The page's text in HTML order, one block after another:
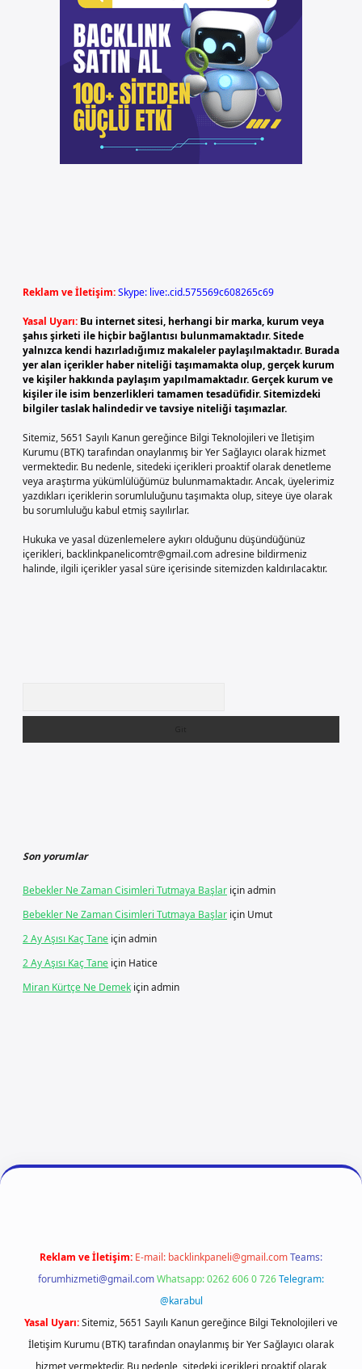
Reklam ve İletişim:Skype: live:.cid.575569c608265c69
Yasal Uyarı: Bu internet sitesi, herhangi bir marka, kurum veya
şahıs şirketi ile hiçbir bağlantısı bulunmamaktadır. Sitede
yalnızca kendi hazırladığımız makaleler paylaşılmaktadır. Burada
yer alan içerikler haber niteliği taşımamakta olup, gerçek kurum
ve kişiler hakkında paylaşım yapılmamaktadır. Gerçek kurum ve
kişiler ile isim benzerlikleri tamamen tesadüfidir. Sitemizdeki
bilgiler taslak halindedir ve tavsiye niteliği taşımazlar.
Sitemiz, 5651 Sayılı Kanun gereğince Bilgi Teknolojileri ve İletişim
Kurumu (BTK) tarafından onaylanmış bir Yer Sağlayıcı olarak hizmet
vermektedir. Bu nedenle, sitedeki içerikleri proaktif olarak denetleme
veya araştırma yükümlülüğümüz bulunmamaktadır. Ancak, üyelerimiz
yazdıkları içeriklerin sorumluluğunu taşımakta olup, siteye üye olarak
bu sorumluluğu kabul etmiş sayılırlar.
Hukuka ve yasal düzenlemelere aykırı olduğunu düşündüğünüz
içerikleri, backlinkpanelicomtr@gmail.comadresine bildirmeniz
halinde, ilgili içerikler yasal süre içerisinde sitemizden kaldırılacaktır.
Son yorumlar
Bebekler Ne Zaman Cisimleri Tutmaya Başlar içinadmin
Bebekler Ne Zaman Cisimleri Tutmaya Başlar için Umut
2 Ay Aşısı Kaç Tane içinadmin
2 Ay Aşısı Kaç Tane için Hatice
Miran Kürtçe Ne Demek içinadmin
girişbetexper
Reklam ve İletişim: E-mail: backlinkpaneli@gmail.comTeams:
forumhizmeti@gmail.comWhatsapp: 0262 606 0 726Telegram:
@karabul
Yasal Uyarı:Sitemiz, 5651 Sayılı Kanun gereğince Bilgi Teknolojileri ve
İletişim Kurumu (BTK) tarafından onaylanmış bir Yer Sağlayıcı olarak
hizmet vermektedir. Bu nedenle, sitedeki içerikleri proaktif olarak